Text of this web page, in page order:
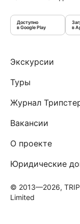
Доступно
в Google Play
в
Экскурсии
Туры
Журнал
Вакансии
О проекте
Юридические
© 2013—2026,
Limited